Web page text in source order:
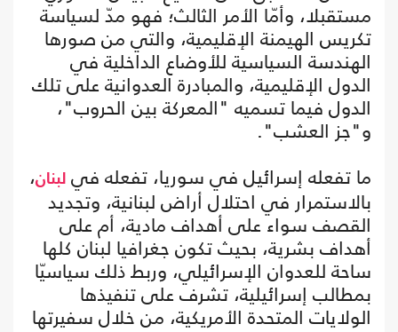
مستقبلا، وأمّا الأمر الثالث؛ فهو مدّ لسياسة
تكريس الهيمنة الإقليمية، والتي من صورها
الهندسة السياسية للأوضاع الداخلية في
الدول الإقليمية، والمبادرة العدوانية على تلك
الدول فيما تسميه "المعركة بين الحروب"،
و"جز العشب".
ما تفعله إسرائيل في سوريا، تفعله في لبنان،
بالاستمرار في احتلال أراض لبنانية، وتجديد
القصف سواء على أهداف مادية، أم على
أهداف بشرية، بحيث تكون جغرافيا لبنان كلها
ساحة للعدوان الإسرائيلي، وربط ذلك سياسيّا
بمطالب إسرائيلية، تشرف على تنفيذها
الولايات المتحدة الأمريكية، من خلال سفيرتها